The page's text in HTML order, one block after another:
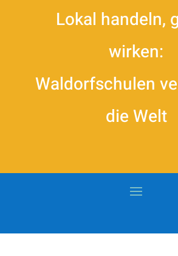
Lokal handeln,
wirken:
Waldorfschulen
die Welt